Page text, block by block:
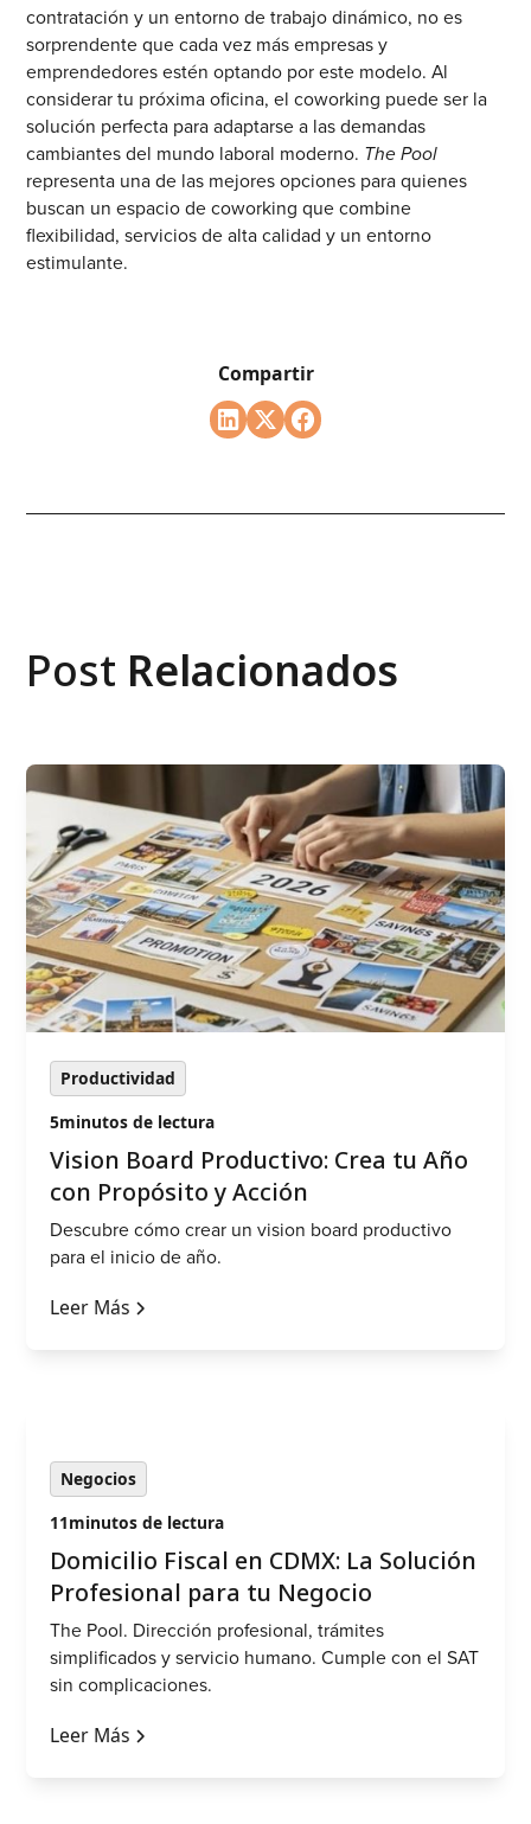
contratación y un entorno de trabajo dinámico, no es
sorprendente que cada vez más empresas y
emprendedores estén optando por este modelo. Al
considerar tu próxima oficina, el coworking puede ser la
solución perfecta para adaptarse a las demandas
cambiantes del mundo laboral moderno. The Pool
representa una de las mejores opciones para quienes
buscan un espacio de coworking que combine
flexibilidad, servicios de alta calidad y un entorno
estimulante.
Compartir
Post Relacionados
Productividad
5minutos de lectura
‍Vision Board Productivo: Crea tu Año
con Propósito y Acción
Descubre cómo crear un vision board productivo
para el inicio de año.
Leer Más
Negocios
11minutos de lectura
Domicilio Fiscal en CDMX: La Solución
Profesional para tu Negocio
The Pool. Dirección profesional, trámites
simplificados y servicio humano. Cumple con el SAT
sin complicaciones.
Leer Más